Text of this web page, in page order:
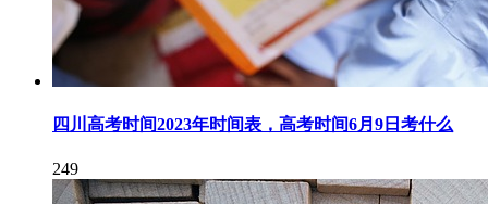
四川高考时间2023年时间表，高考时间6月9日考什么
249